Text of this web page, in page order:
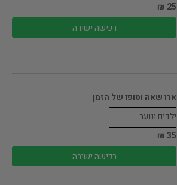
25 ₪
רכישה ישירה
ארו שאה וסופו של הזמן
ילדים ונוער
35 ₪
רכישה ישירה